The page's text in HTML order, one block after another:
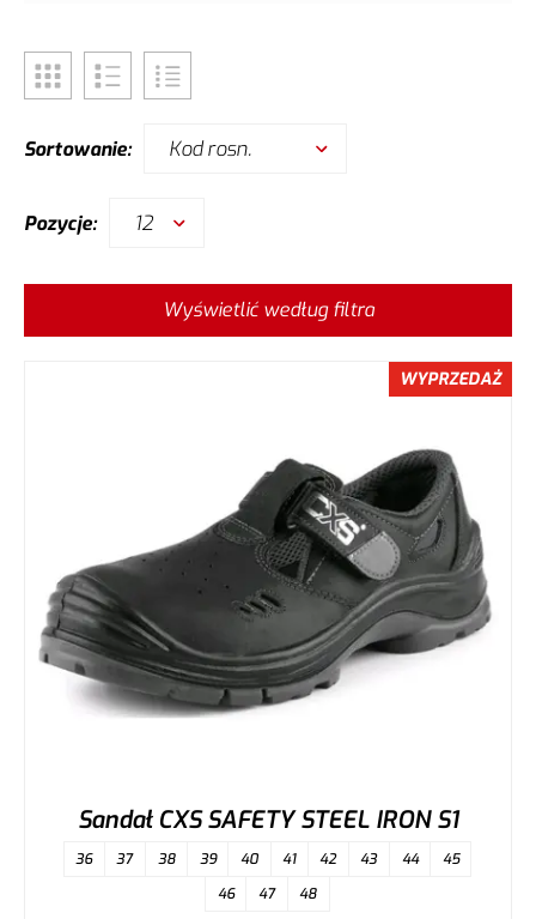
Sortowanie: Kod rosn.
Pozycje: 12
Wyświetlić według filtra
WYPRZEDAŻ
Sandał CXS SAFETY STEEL IRON S1
36 37 38 39 40 41 42 43 44
45
46
47 48